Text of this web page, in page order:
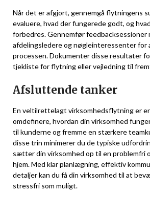
Når det er afgjort, gennemgå flytningens
evaluere, hvad der fungerede godt, og
forbedres. Gennemfør feedbacksessioner
afdelingsledere og nøgleinteressenter for
processen. Dokumenter disse resultater
tjekliste for flytning eller vejledning til
Afsluttende tanker
En veltilrettelagt virksomhedsflytning er
omdefinere, hvordan din virksomhed
til kunderne og fremme en stærkere
disse trin minimerer du de typiske
sætter din virksomhed op til en problemfri
hjem. Med klar planlægning, effektiv
detaljer kan du få din virksomhed til at
stressfri som muligt.